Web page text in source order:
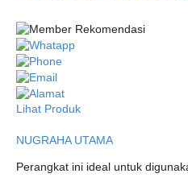
Lihat Produk
NUGRAHA UTAMA
Perangkat ini ideal untuk